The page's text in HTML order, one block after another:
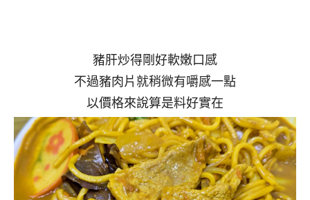
豬肝炒得剛好軟嫩口感
不過豬肉片就稍微有嚼感一點
以價格來說算是料好實在